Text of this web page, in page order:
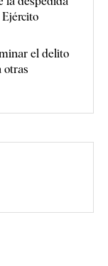
el delito
otras